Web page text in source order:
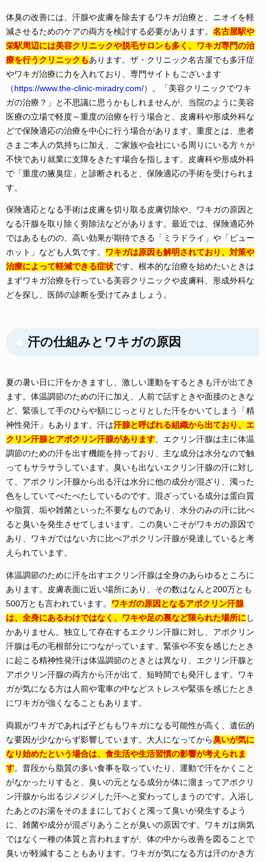
体臭の改善には、汗腺や皮膚を除去するワキガ治療と、ニオイを軽
減させるためのケアの両方を検討する必要があります。 名古屋駅や
栄駅周辺には美容クリニックや脱毛サロンも多く、ワキガ専門の治
療を行うクリニックもあります。ザ・クリニック名古屋でも多汗症
やワキガ治療に力を入れており、専門サイトもございます
（ https://www.the-clinic-miradry.com/）。「美容クリニックでワキ
ガの治療？」と不思議に思うかもしれませんが、当院のように美容
医療の立場で軽度～重度の治療を行う場合と、皮膚科や形成外科な
どで保険適応の治療を中心に行う場合があります。重度とは、患者
さまご本人の気持ちに加え、ご家族や会社にいる周りにいる方々が
不快であり就業に支障をきたす場合を指します。皮膚科や形成外科
で「重度の腋臭症」と診断されると、保険適応の手術を受けられま
す。
保険適応となる手術は皮膚を切り取る皮膚切除や、ワキガの原因と
なる汗腺を取り除く剪除法などがあります。最近では、保険適応外
ではあるものの、高い効果が期待できる「ミラドライ」や「ビュー
ホット」なども人気です。 ワキガは原因も解明されており、対策や
治療によって軽減できる症状です。根本的な治療を始めたいときは
まずワキガ治療を行っている美容クリニックや皮膚科、形成外科な
どを探し、医師の診断を受けてみましょう。
汗の仕組みとワキガの原因
夏の暑い日に汗をかきますし、激しい運動をするときも汗が出てき
ます。体温調節のための汗に加え、人前で話すときや面接のときな
ど、緊張して手のひらや額にじっとりとした汗をかいてしまう「精
神性発汗」もあります。汗は汗腺と呼ばれる組織から出ており、エ
クリン汗腺とアポクリン汗腺があります。エクリン汗腺は主に体温
調節のための汗を出す機能を持っており、主な成分は水分なので触
ってもサラサラしています。臭いも出ないエクリン汗腺の汗に対し
て、アポクリン汗腺から出る汗は水分に他の成分が混ざり、濁った
色をしていてべたべたしているのです。混ざっている成分は蛋白質
や脂質、垢や雑菌といった不要なものであり、水分のみの汗に比べ
ると臭いを発生させてしまいます。この臭いこそがワキガの原因で
あり、ワキガではない方に比べアポクリン汗腺が発達していると考
えられています。
体温調節のために汗を出すエクリン汗腺は全身のあらゆるところに
あります。皮膚表面に近い場所にあり、その数はなんと200万とも
500万とも言われています。 ワキガの原因となるアポクリン汗腺
は、全身にあるわけではなく、ワキや足の裏など限られた場所に し
かありません。独立して存在するエクリン汗腺に対し、アポクリン
汗腺は毛の毛根部分につながっています。緊張や不安を感じたとき
に起こる精神性発汗は体温調節のときとは異なり、エクリン汗腺と
アポクリン汗腺の両方から汗が出て、短時間でも発汗します。ワキ
ガが気になる方は人前や電車の中などストレスや緊張を感じたとき
にワキガが強くなることもあります。
両親がワキガであれば子どももワキガになる可能性が高く、遺伝的
な要因が少なからず影響しています。大人になってから臭いが気に
なり始めたという場合は、食生活や生活習慣の影響が考えられま
す。普段から脂質の多い食事を取っていたり、運動で汗をかくこと
がなかったりすると、臭いの元となる成分が体に溜まってアポクリ
ン汗腺から出るジメジメした汗へと変わってしまうのです。入浴し
たあとのお湯をそのままにしておくと濁って臭いが発生するよう
に、雑菌や成分が混ざりあうことが臭いの原因です。ワキガは病気
ではなく一種の体質と言われますが、体の中から改善を図ることで
臭いが軽減することもあります。ワキガが気になる方は汗のかき方